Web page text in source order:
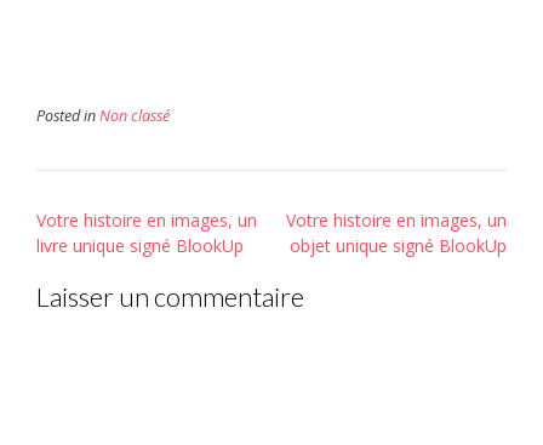
Posted inNon classé
Post
navigation
Votre histoire en images, un
livre unique signé BlookUp
Votre histoire en images, un
objet unique signé BlookUp
Laisser un commentaire